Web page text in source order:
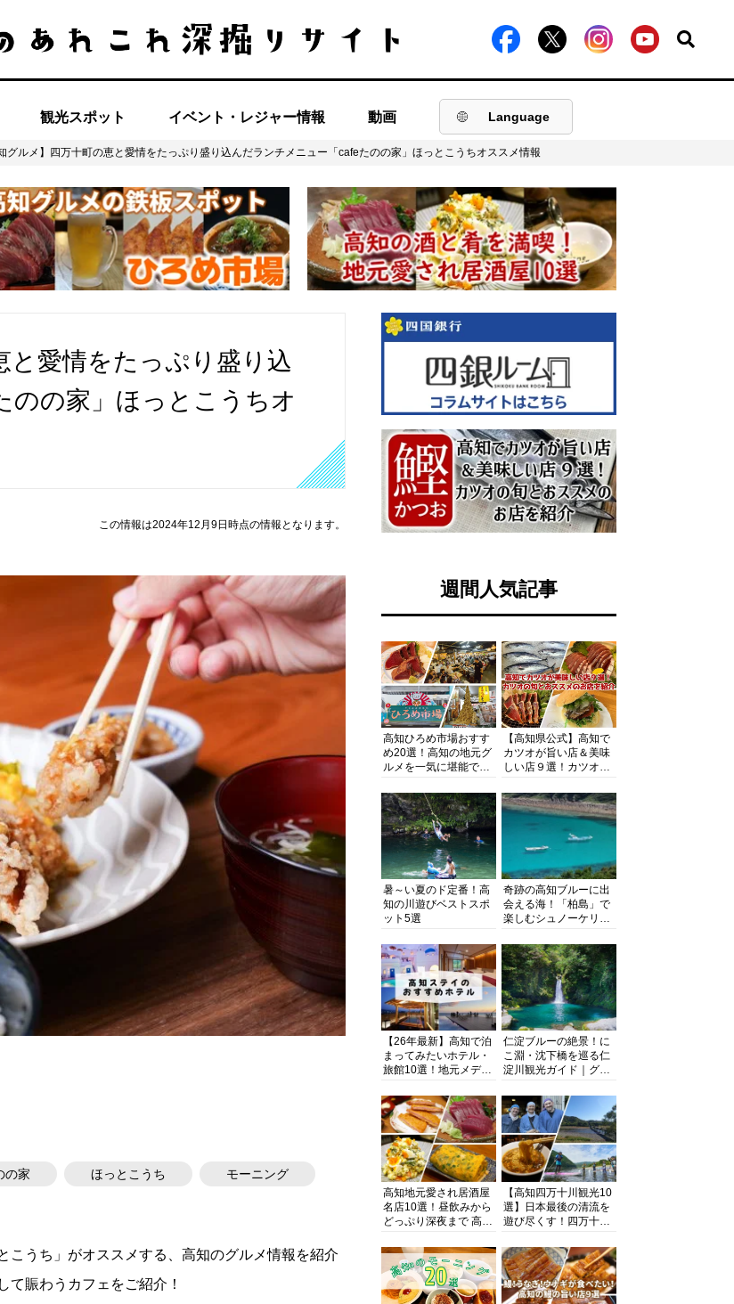
観光スポット イベント・レジャー情報 動画 Language
知グルメ】四万十町の恵と愛情をたっぷり盛り込んだランチメニュー「cafeたのの家」ほっとこうちオススメ情報
と愛情をたっぷり盛り込
のの家」ほっとこうちオ
この情報は2024年12月9日時点の情報となります。
の家 ほっとこうち モーニング
うち」がオススメする、高知のグルメ情報を紹介
て賑わうカフェをご紹介！
週間人気記事
高知ひろめ市場おすす
め20選！高知の地元グ
ルメを一気に堪能でき
底解剖
【高知県公式】高知で
カツオが旨い店＆美味
しい店９選！カツオの
紹介
暑～い夏のド定番！高
知の川遊びベストスポ
ット5選
奇跡の高知ブルーに出
会える海！「柏島」で
楽しむシュノーケリン
浴にキャンプまで透明
度抜群の海の楽園を徹
底紹介
【26年最新】高知で泊
まってみたいホテル・
旅館10選！地元メディ
厳選
仁淀ブルーの絶景！に
こ淵・沈下橋を巡る仁
淀川観光ガイド｜グル
まで完全網羅！
高知地元愛され居酒屋
名店10選！昼飲みから
どっぷり深夜まで 高知
知グルメPro】
【高知四万十川観光10
選】日本最後の清流を
遊び尽くす！四万十川
を網羅したおすすめガ
イド